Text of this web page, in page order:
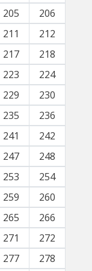
205
206
211
212
217
218
223
224
229
230
235
236
241
242
247
248
253
254
259
260
265
266
271
272
277
278